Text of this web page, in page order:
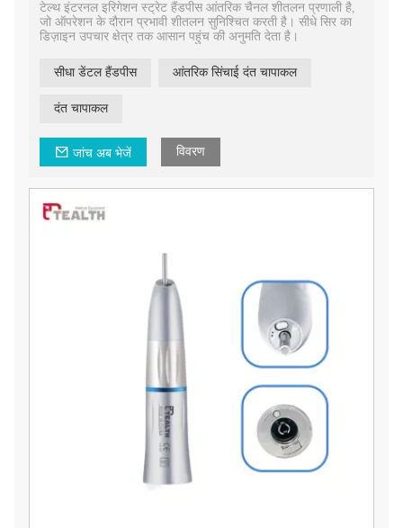
टेल्थ इंटरनल इरिगेशन स्ट्रेट हैंडपीस आंतरिक चैनल शीतलन प्रणाली है,
जो ऑपरेशन के दौरान प्रभावी शीतलन सुनिश्चित करती है। सीधे सिर का
डिज़ाइन उपचार क्षेत्र तक आसान पहुंच की अनुमति देता है।
सीधा डेंटल हैंडपीस आंतरिक सिंचाई दंत चापाकल
दंत चापाकल
जांच अब भेजें विवरण